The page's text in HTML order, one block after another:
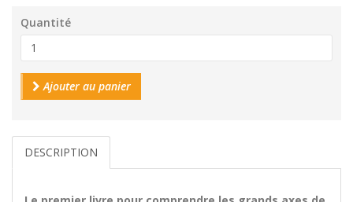
Quantité
Ajouter au panier
DESCRIPTION